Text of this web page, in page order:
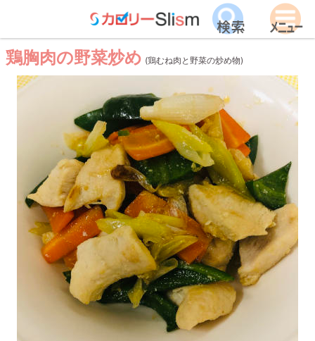
鶏胸肉の野菜炒め (鶏むね肉と野菜の炒め物)